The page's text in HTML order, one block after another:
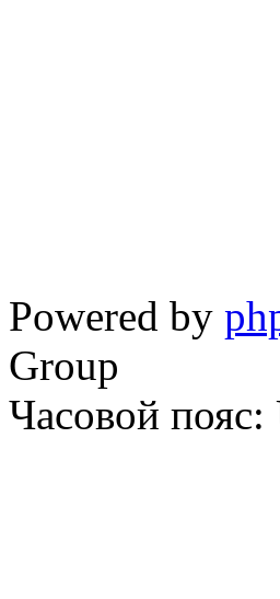
Powered by
Group
Часовой